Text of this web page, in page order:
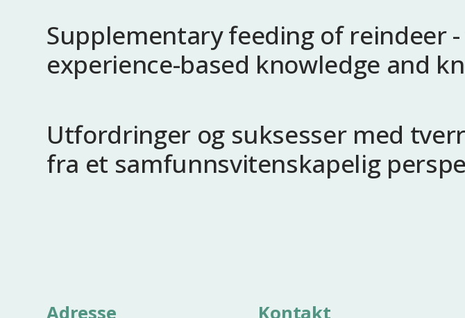
Supplementary feeding of reindeer
experience-based knowledge and
Utfordringer og suksesser med
fra et samfunnsvitenskapelig
Adresse Kontakt